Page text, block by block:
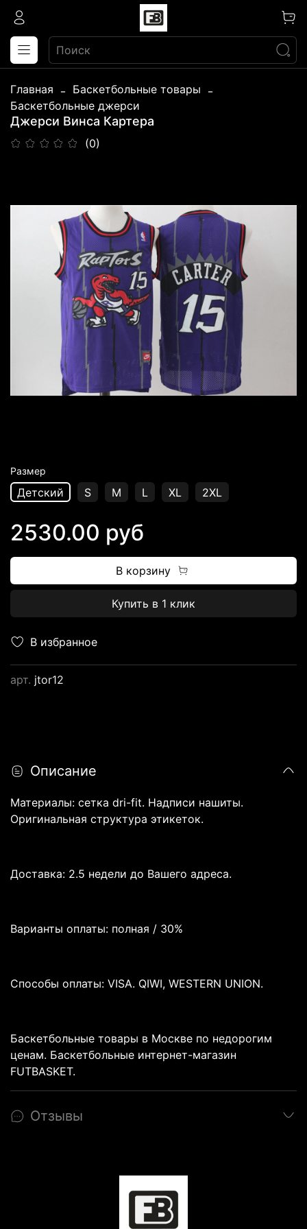
Главная
Баскетбольные товары
Баскетбольные джерси
Джерси Винса Картера
(0)
В избранное
арт. jtor12
Размер
Детский S M L XL 2XL
2530.00 руб
В корзину
Купить в 1 клик
Описание
Материалы: сетка dri-fit. Надписи нашиты.
Оригинальная структура этикеток.
Доставка: 2.5 недели до Вашего адреса.
Варианты оплаты: полная / 30%
Способы оплаты: VISA. QIWI, WESTERN UNION.
Баскетбольные товары в Москве по недорогим
ценам. Баскетбольные интернет-магазин
FUTBASKET.
Отзывы